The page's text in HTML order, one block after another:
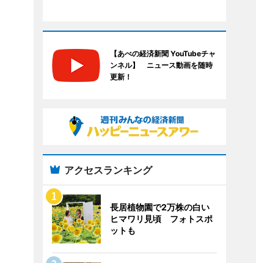
【あべの経済新聞 YouTubeチャ
ンネル】 ニュース動画を随時
更新！
アクセスランキング
長居植物園で2万株の白い
ヒマワリ見頃 フォトスポ
ットも